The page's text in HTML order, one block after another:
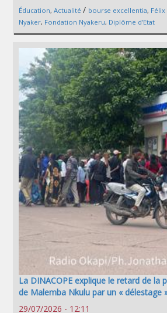
Éducation, Actualité / bourse excellentia,
Nyaker, Fondation Nyakeru, Diplôme d’Etat
La DINACOPE explique le retard de la
de Malemba Nkulu par un « délestage
29/07/2026 - 12:11